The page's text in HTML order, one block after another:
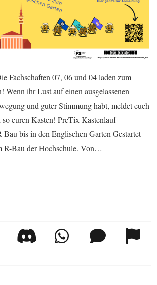
Fachschaften 07, 06 und 04 laden zum
Wenn ihr Lust auf einen ausgelassenen
und guter Stimmung habt, meldet euch
so euren Kasten! PreTix Kastenlauf
bis in den Englischen Garten Gestartet
R-Bau der Hochschule. Von…